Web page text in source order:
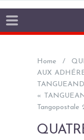
Home
AUX
«
Tangopostale